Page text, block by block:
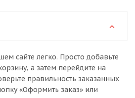
сайте легко. Просто добавьте
а затем перейдите на
правильность заказанных
«Оформить заказ» или